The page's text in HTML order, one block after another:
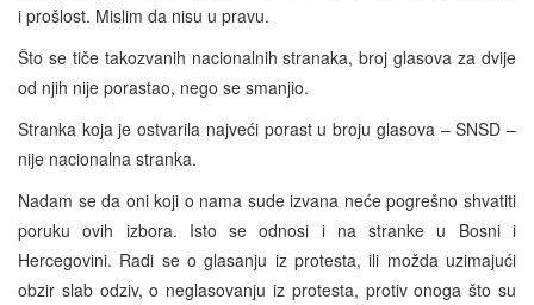
i prošlost. Mislim da nisu u pravu.
Što se tiče takozvanih nacionalnih stranaka, broj glasova za dvije
od njih nije porastao, nego se smanjio.
Stranka koja je ostvarila najveći porast u broju glasova – SNSD –
nije nacionalna stranka.
Nadam se da oni koji o nama sude izvana neće pogrešno shvatiti
poruku ovih izbora. Isto se odnosi i na stranke u Bosni i
Hercegovini. Radi se o glasanju iz protesta, ili možda uzimajući
obzir slab odziv, o neglasovanju iz protesta, protiv onoga što su